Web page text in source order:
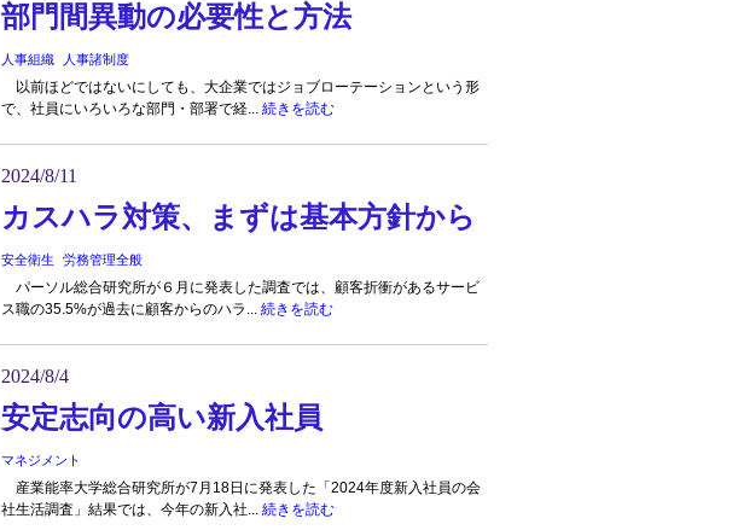
部門間異動の必要性と方法
人事組織 人事諸制度
以前ほどではないにしても、大企業ではジョブローテーションという形
で、社員にいろいろな部門・部署で経...続きを読む
2024/8/11
カスハラ対策、まずは基本方針から
安全衛生 労務管理全般
パーソル総合研究所が６月に発表した調査では、顧客折衝があるサービ
ス職の35.5%が過去に顧客からのハラ...続きを読む
2024/8/4
安定志向の高い新入社員
マネジメント
産業能率大学総合研究所が7月18日に発表した「2024年度新入社員の会
社生活調査」結果では、今年の新入社...続きを読む